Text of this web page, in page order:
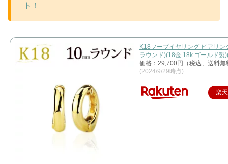
ト！
K18フープイヤリング ピアリン
ラウンド)(18金 18k ゴールド製
価格：29,700円（税込、送料無
(2024/9/29時点)
楽